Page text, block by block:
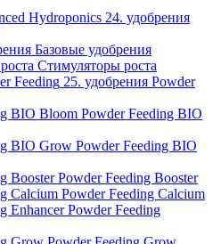
24. удобрения
Базовые удобрения
Стимуляторы роста
25. удобрения Powder
Powder Feeding BIO
Powder Feeding BIO
Powder Feeding Booster
Powder Feeding Calcium
Powder Feeding